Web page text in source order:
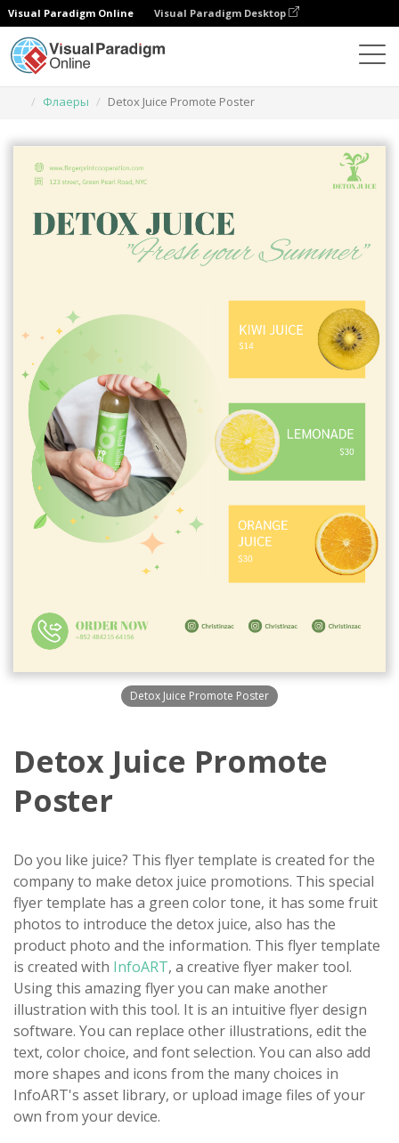
Visual Paradigm Online Visual Paradigm Desktop
Флаеры
Detox Juice Promote Poster
Detox Juice Promote Poster
Detox Juice Promote
Poster
Do you like juice? This flyer template is created for the
company to make detox juice promotions. This special
flyer template has a green color tone, it has some fruit
photos to introduce the detox juice, also has the
product photo and the information. This flyer template
is created with InfoART, a creative flyer maker tool.
Using this amazing flyer you can make another
illustration with this tool. It is an intuitive flyer design
software. You can replace other illustrations, edit the
text, color choice, and font selection. You can also add
more shapes and icons from the many choices in
InfoART's asset library, or upload image files of your
own from your device.